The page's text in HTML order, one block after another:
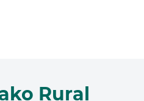
Rural